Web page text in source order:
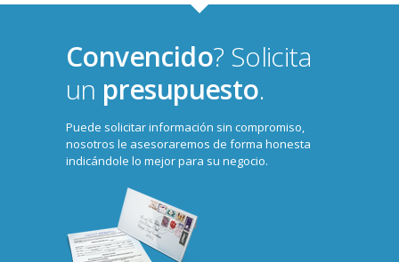
Convencido? Solicita
un presupuesto.
Puede solicitar información sin compromiso,
nosotros le asesoraremos de forma honesta
indicándole lo mejor para su negocio.